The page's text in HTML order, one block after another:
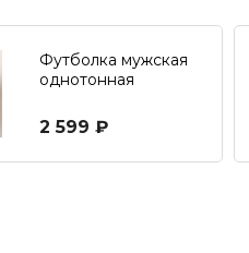
Футболка мужская
однотонная
2 599 ₽